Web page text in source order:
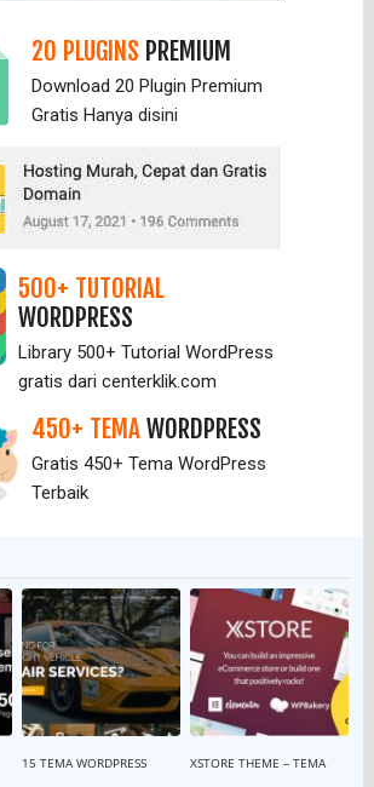
20 PLUGINS PREMIUM
Download 20 Plugin Premium
Gratis Hanya disini
500+ TUTORIAL
WORDPRESS
Library 500+ Tutorial WordPress
gratis dari centerklik.com
450+ TEMAWORDPRESS
Gratis 450+ Tema WordPress
Terbaik
15 TEMA WORDPRESS
XSTORE THEME – TEMA